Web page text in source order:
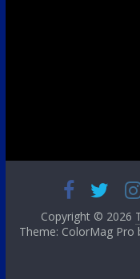
Copyright © 2026
Theme: ColorMag Pro